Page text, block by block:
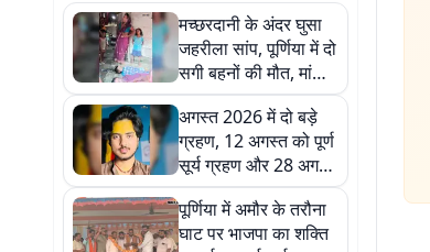
मच्छरदानी के अंदर घुसा
जहरीला सांप, पूर्णिया में दो
सगी बहनों की मौत, मां
और भाई की जान बची
अगस्त 2026 में दो बड़े
ग्रहण, 12 अगस्त को पूर्ण
सूर्य ग्रहण और 28 अगस्त
को चंद्र ग्रहण
पूर्णिया में अमौर के तरौना
घाट पर भाजपा का शक्ति